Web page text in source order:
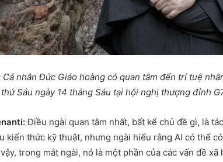
Cá nhân Đức Giáo hoàng có quan tâm đến trí tuệ
Sáu ngày 14 tháng Sáu tại hội nghị thượng đỉnh
Điều ngài quan tâm nhất, bất kể chủ đề gì, là
kiến ​​thức kỹ thuật, nhưng ngài hiểu rằng AI có thể
trong mắt ngài, nó là một phần của các vấn đề